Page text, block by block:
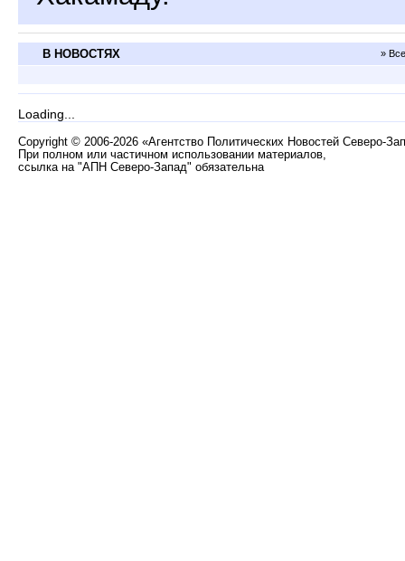
В НОВОСТЯХ »
Loading...
Copyright © 2006-2026 «Агентство Политических Новостей Северо-
При полном или частичном использовании материалов,
ссылка на "АПН Северо-Запад" обязательна